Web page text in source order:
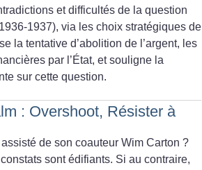
et difficultés de la question
1937), via les choix stratégiques de
la tentative d’abolition de l’argent, les
par l’État, et souligne la
sur cette question.
: Overshoot, Résister à
de son co­auteur Wim Carton ?
sont édifiants. Si au contraire,